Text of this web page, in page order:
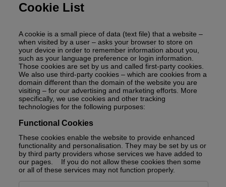
Cookie List
A cookie is a small piece of data (text file) that a website –
when visited by a user – asks your browser to store on
your device in order to remember information about you,
such as your language preference or login information.
Those cookies are set by us and called first-party cookies.
We also use third-party cookies – which are cookies from a
domain different than the domain of the website you are
visiting – for our advertising and marketing efforts. More
specifically, we use cookies and other tracking
technologies for the following purposes:
Functional Cookies
These cookies enable the website to provide enhanced
functionality and personalisation. They may be set by us or
by third party providers whose services we have added to
our pages. If you do not allow these cookies then some
or all of these services may not function properly.